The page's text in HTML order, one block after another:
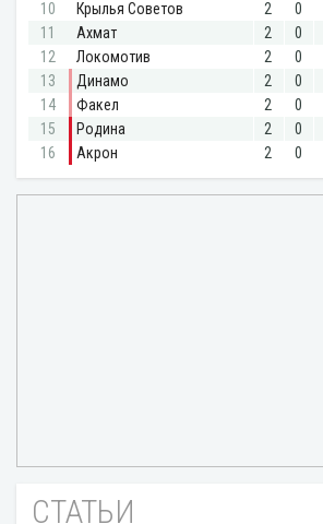
СТАТЬИ